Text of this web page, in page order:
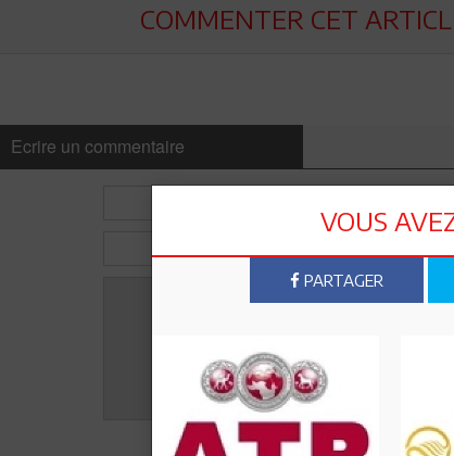
COMMENTER CET
Ecrire un commentaire
VOUS
PARTAGER